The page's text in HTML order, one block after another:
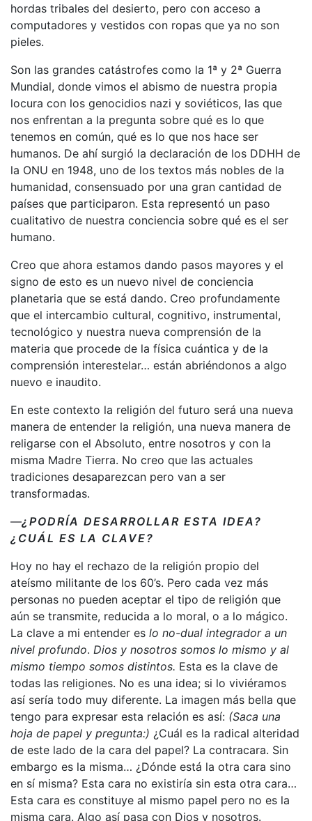
hordas tribales del desierto, pero con acceso a
computadores y vestidos con ropas que ya no son
pieles.
Son las grandes catástrofes como la 1ª y 2ª Guerra
Mundial, donde vimos el abismo de nuestra propia
locura con los genocidios nazi y soviéticos, las que
nos enfrentan a la pregunta sobre qué es lo que
tenemos en común, qué es lo que nos hace ser
humanos. De ahí surgió la declaración de los DDHH de
la ONU en 1948, uno de los textos más nobles de la
humanidad, consensuado por una gran cantidad de
países que participaron. Esta representó un paso
cualitativo de nuestra conciencia sobre qué es el ser
humano.
Creo que ahora estamos dando pasos mayores y el
signo de esto es un nuevo nivel de conciencia
planetaria que se está dando. Creo profundamente
que el intercambio cultural, cognitivo, instrumental,
tecnológico y nuestra nueva comprensión de la
materia que procede de la física cuántica y de la
comprensión interestelar… están abriéndonos a algo
nuevo e inaudito.
En este contexto la religión del futuro será una nueva
manera de entender la religión, una nueva manera de
religarse con el Absoluto, entre nosotros y con la
misma Madre Tierra. No creo que las actuales
tradiciones desaparezcan pero van a ser
transformadas.
—¿PODRÍA DESARROLLAR ESTA IDEA?
¿CUÁL ES LA CLAVE?
Hoy no hay el rechazo de la religión propio del
ateísmo militante de los 60’s. Pero cada vez más
personas no pueden aceptar el tipo de religión que
aún se transmite, reducida a lo moral, o a lo mágico.
La clave a mi entender es lo no-dual integrador a un
nivel profundo. Dios y nosotros somos lo mismo y al
mismo tiempo somos distintos. Esta es la clave de
todas las religiones. No es una idea; si lo viviéramos
así sería todo muy diferente. La imagen más bella que
tengo para expresar esta relación es así: (Saca una
hoja de papel y pregunta:) ¿Cuál es la radical alteridad
de este lado de la cara del papel? La contracara. Sin
embargo es la misma… ¿Dónde está la otra cara sino
en sí misma? Esta cara no existiría sin esta otra cara…
Esta cara es constituye al mismo papel pero no es la
misma cara. Algo así pasa con Dios y nosotros.